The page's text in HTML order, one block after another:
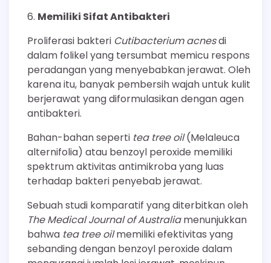
Memiliki Sifat Antibakteri
Proliferasi bakteri Cutibacterium acnesdi
dalam folikel yang tersumbat memicu respons
peradangan yang menyebabkan jerawat. Oleh
karena itu, banyak pembersih wajah untuk kulit
berjerawat yang diformulasikan dengan agen
antibakteri.
Bahan-bahan seperti tea tree oil(Melaleuca
alternifolia) atau benzoyl peroxide memiliki
spektrum aktivitas antimikroba yang luas
terhadap bakteri penyebab jerawat.
Sebuah studi komparatif yang diterbitkan oleh
The Medical Journal of Australiamenunjukkan
bahwa tea tree oilmemiliki efektivitas yang
sebanding dengan benzoyl peroxide dalam